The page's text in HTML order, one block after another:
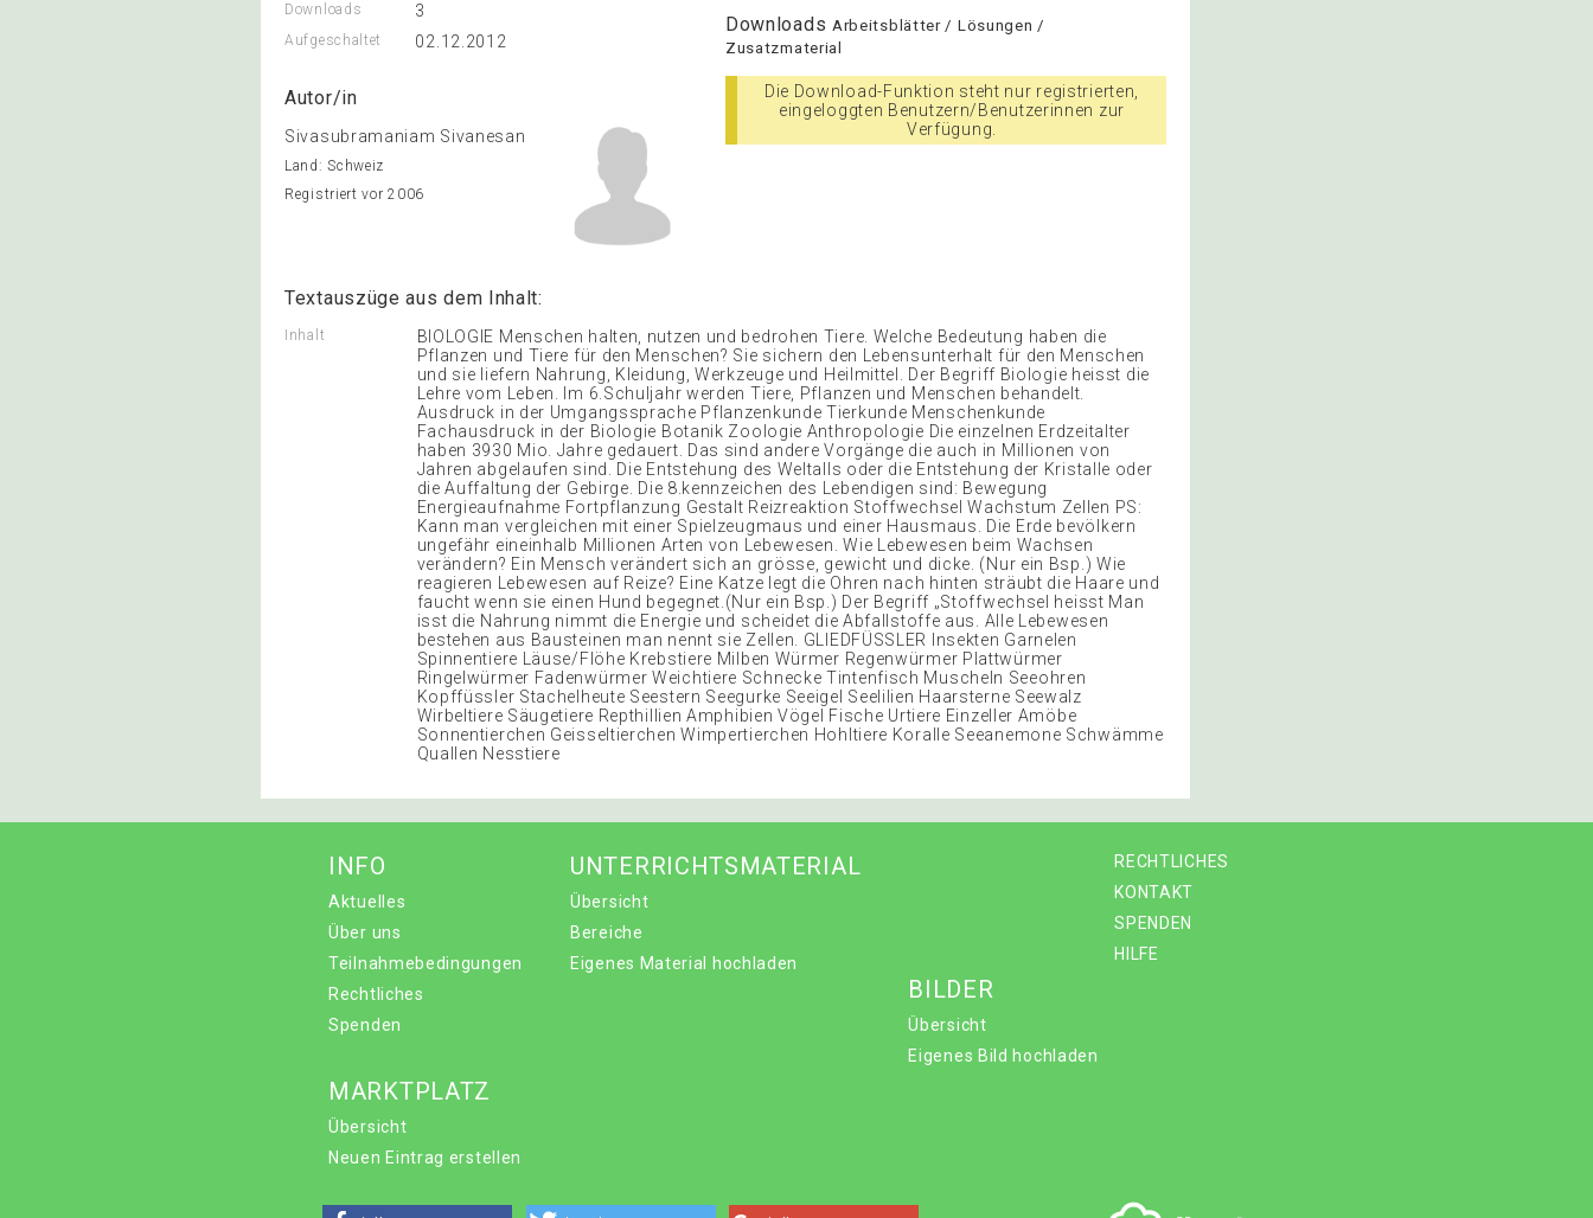
Downloads 3
Aufgeschaltet 02.12.2012
Autor/in
Sivasubramaniam Sivanesan
Land: Schweiz
Registriert vor 2006
Downloads Arbeitsblätter / Lösungen /
Zusatzmaterial
Die Download-Funktion steht nur registrierten,
eingeloggten Benutzern/Benutzerinnen zur
Verfügung.
Textauszüge aus dem Inhalt:
Inhalt
BIOLOGIE Menschen halten, nutzen und bedrohen Tiere. Welche Bedeutung haben die
Pflanzen und Tiere für den Menschen? Sie sichern den Lebensunterhalt für den Menschen
und sie liefern Nahrung, Kleidung, Werkzeuge und Heilmittel. Der Begriff Biologie heisst die
Lehre vom Leben. Im 6.Schuljahr werden Tiere, Pflanzen und Menschen behandelt.
Ausdruck in der Umgangssprache Pflanzenkunde Tierkunde Menschenkunde
Fachausdruck in der Biologie Botanik Zoologie Anthropologie Die einzelnen Erdzeitalter
haben 3930 Mio. Jahre gedauert. Das sind andere Vorgänge die auch in Millionen von
Jahren abgelaufen sind. Die Entstehung des Weltalls oder die Entstehung der Kristalle oder
die Auffaltung der Gebirge. Die 8.kennzeichen des Lebendigen sind: Bewegung
Energieaufnahme Fortpflanzung Gestalt Reizreaktion Stoffwechsel Wachstum Zellen PS:
Kann man vergleichen mit einer Spielzeugmaus und einer Hausmaus. Die Erde bevölkern
ungefähr eineinhalb Millionen Arten von Lebewesen. Wie Lebewesen beim Wachsen
verändern? Ein Mensch verändert sich an grösse, gewicht und dicke. (Nur ein Bsp.) Wie
reagieren Lebewesen auf Reize? Eine Katze legt die Ohren nach hinten sträubt die Haare und
faucht wenn sie einen Hund begegnet.(Nur ein Bsp.) Der Begriff „Stoffwechsel heisst Man
isst die Nahrung nimmt die Energie und scheidet die Abfallstoffe aus. Alle Lebewesen
bestehen aus Bausteinen man nennt sie Zellen. GLIEDFÜSSLER Insekten Garnelen
Spinnentiere Läuse/Flöhe Krebstiere Milben Würmer Regenwürmer Plattwürmer
Ringelwürmer Fadenwürmer Weichtiere Schnecke Tintenfisch Muscheln Seeohren
Kopffüssler Stachelheute Seestern Seegurke Seeigel Seelilien Haarsterne Seewalz
Wirbeltiere Säugetiere Repthillien Amphibien Vögel Fische Urtiere Einzeller Amöbe
Sonnentierchen Geisseltierchen Wimpertierchen Hohltiere Koralle Seeanemone Schwämme
Quallen Nesstiere
RECHTLICHES
KONTAKT
SPENDEN
HILFE
INFO
Aktuelles
Über uns
Teilnahmebedingungen
Rechtliches
Spenden
UNTERRICHTSMATERIAL
Übersicht
Bereiche
Eigenes Material hochladen
BILDER
Übersicht
Eigenes Bild hochladen
MARKTPLATZ
Übersicht
Neuen Eintrag erstellen